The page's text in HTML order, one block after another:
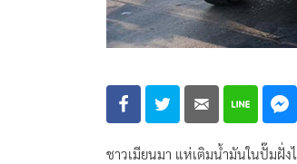
ชาวเมียนมา แห่เติมน้ำมันในปั๊มฝั่